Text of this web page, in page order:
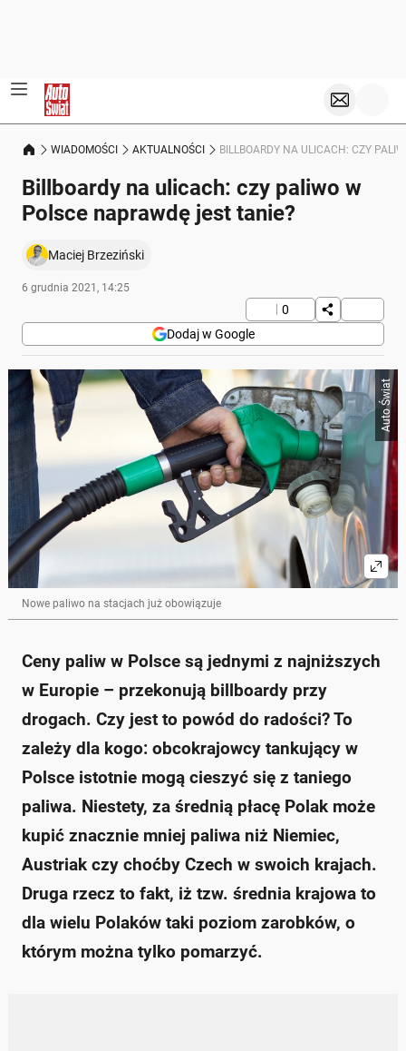
WIADOMOŚCI AKTUALNOŚCI BILLBOARDY NA ULICACH: CZY
Billboardy na ulicach: czy paliwo w
Polsce naprawdę jest tanie?
Maciej Brzeziński
6 grudnia 2021, 14:25
0
Dodaj w Google
Auto Świat
Nowe paliwo na stacjach już obowiązuje
Ceny paliw w Polsce są jednymi z najniższych
w Europie – przekonują billboardy przy
drogach. Czy jest to powód do radości? To
zależy dla kogo: obcokrajowcy tankujący w
Polsce istotnie mogą cieszyć się z taniego
paliwa. Niestety, za średnią płacę Polak może
kupić znacznie mniej paliwa niż Niemiec,
Austriak czy choćby Czech w swoich krajach.
Druga rzecz to fakt, iż tzw. średnia krajowa to
dla wielu Polaków taki poziom zarobków, o
którym można tylko pomarzyć.